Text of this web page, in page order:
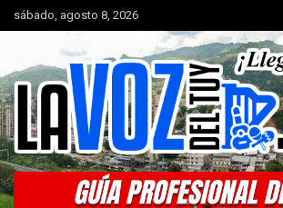
Saltar
al
sábado, agosto 8, 2026
La Voz del Tuy
Portal de noticias